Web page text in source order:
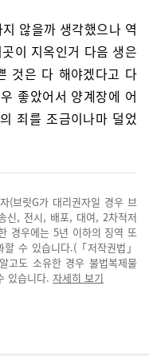
않을까 생각했으나 역
이 지옥인거 다음 생은
것은 다 해야겠다고 다
좋았어서 양계장에 어
죄를 조금이나마 덜었
(브릿G가 대리권자일 경우 브
신, 전시, 배포, 대여, 2차적저
경우에는 5년 이하의 징역 또
수 있습니다.(「저작권법」
고도 소유한 경우 불법복제물
있습니다. 자세히 보기